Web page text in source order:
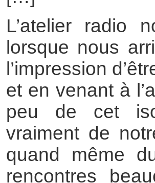
L’atelier radio
lorsque nous
l’impression
et en venant à
peu de cet
vraiment de
quand même
rencontres